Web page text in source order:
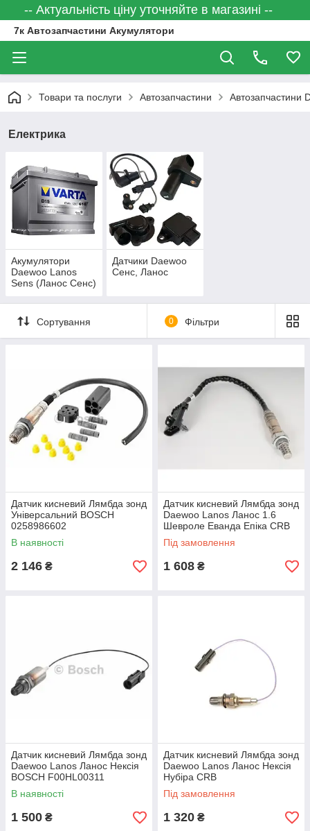
-- Актуальність ціну уточняйте в магазині --
7к Автозапчастини Акумулятори
Товари та послуги Автозапчастини Автозапчастини
Електрика
Акумулятори
Daewoo Lanos
Sens (Ланос Сенс)
Датчики Daewoo
Сенс, Ланос
Сортування 0 Фільтри
Датчик кисневий Лямбда зонд
Універсальний BOSCH
0258986602
В наявності
2 146 ₴
Датчик кисневий Лямбда зонд
Daewoo Lanos Ланос 1.6
Шевроле Еванда Епіка CRB
Під замовлення
1 608 ₴
Датчик кисневий Лямбда зонд
Daewoo Lanos Ланос Нексія
BOSCH F00HL00311
В наявності
1 500 ₴
Датчик кисневий Лямбда зонд
Daewoo Lanos Ланос Нексія
Нубіра CRB
Під замовлення
1 320 ₴